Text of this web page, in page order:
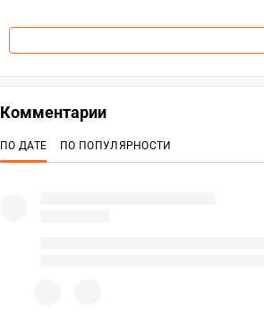
Комментарии
ПО ДАТЕ ПО ПОПУЛЯРНОСТИ